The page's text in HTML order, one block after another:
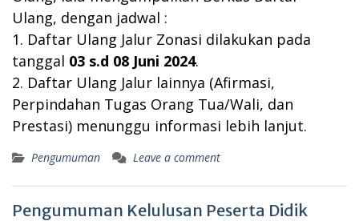
Ulang, dengan jadwal :
1. Daftar Ulang Jalur Zonasi dilakukan pada
tanggal 03 s.d 08 Juni 2024.
2. Daftar Ulang Jalur lainnya (Afirmasi,
Perpindahan Tugas Orang Tua/Wali, dan
Prestasi) menunggu informasi lebih lanjut.
Pengumuman Leave a comment
Pengumuman Kelulusan Peserta Didik